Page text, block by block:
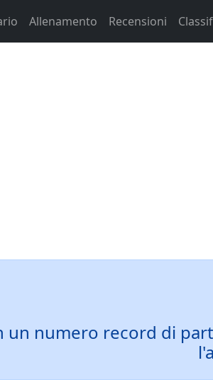
Allenamento Recensioni
numero record di